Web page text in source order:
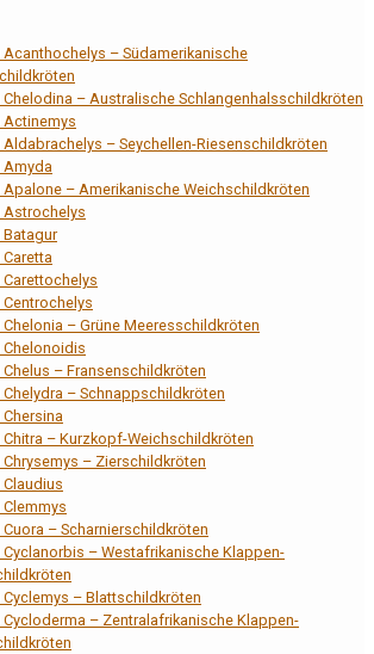
Acanthochelys – Südamerikanische
Chelodina – Australische Schlangenhalsschildkröten
Actinemys
Aldabrachelys – Seychellen-Riesenschildkröten
Amyda
Apalone – Amerikanische Weichschildkröten
Astrochelys
Batagur
– Grüne Meeresschildkröten
Chelonoidis
– Fransenschildkröten
Chelydra – Schnappschildkröten
Chitra – Kurzkopf-Weichschildkröten
– Zierschildkröten
– Scharnierschildkröten
Cyclanorbis – Westafrikanische Klappen-
Cyclemys – Blattschildkröten
Cycloderma – Zentralafrikanische Klappen-